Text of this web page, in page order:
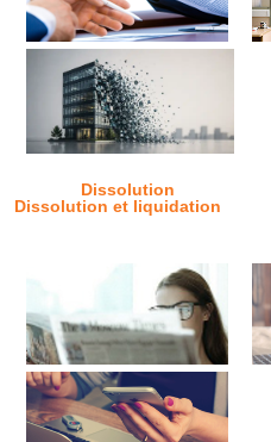
Dissolution
Dissolution et liquidation